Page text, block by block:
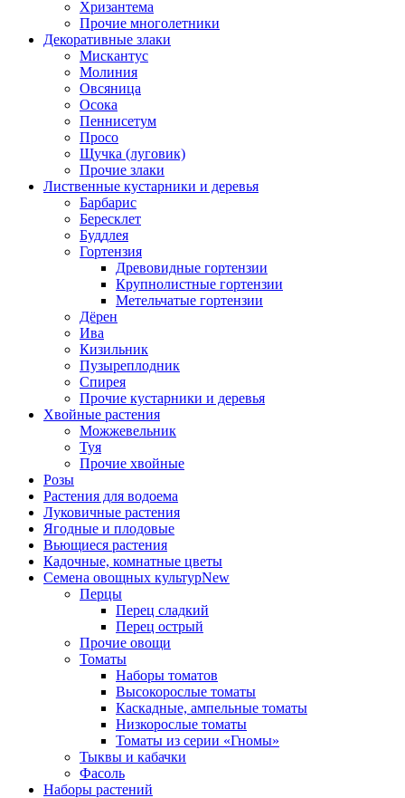
Хризантема
Прочие многолетники
Декоративные злаки
Мискантус
Молиния
Овсяница
Осока
Пеннисетум
Просо
Щучка (луговик)
Прочие злаки
Лиственные кустарники и деревья
Барбарис
Бересклет
Буддлея
Гортензия
Древовидные гортензии
Крупнолистные гортензии
Метельчатые гортензии
Дёрен
Ива
Кизильник
Пузыреплодник
Спирея
Прочие кустарники и деревья
Хвойные растения
Можжевельник
Туя
Прочие хвойные
Розы
Растения для водоема
Луковичные растения
Ягодные и плодовые
Вьющиеся растения
Кадочные, комнатные цветы
Семена овощных культурNew
Перцы
Перец сладкий
Перец острый
Прочие овощи
Томаты
Наборы томатов
Высокорослые томаты
Каскадные, ампельные томаты
Низкорослые томаты
Томаты из серии «Гномы»
Тыквы и кабачки
Фасоль
Наборы растений